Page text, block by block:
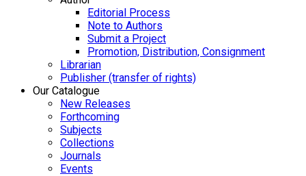
Editorial Process
Note to Authors
Submit a Project
Promotion, Distribution, Consignment
Librarian
Publisher (transfer of rights)
Our Catalogue
New Releases
Forthcoming
Subjects
Collections
Journals
Events